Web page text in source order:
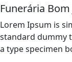
Funerária Bom
Lorem Ipsum is
standard dummy
a type specimen